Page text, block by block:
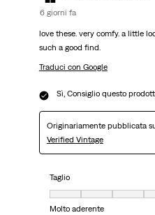
6 giorni fa
love these. very comfy. a little
such a good find.
Traduci con Google
Sì, Consiglio questo
Originariamente pubblicata
Verified Vintage
Taglio
Taglio, 5 su 7, dove 1 è
Molto aderente